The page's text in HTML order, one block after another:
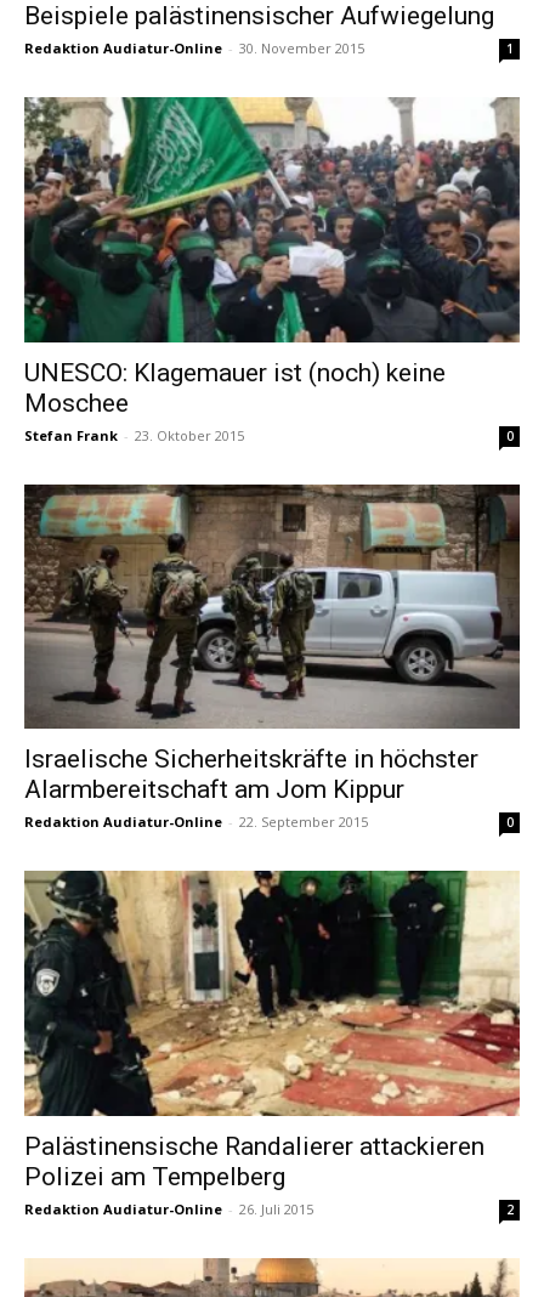
Beispiele palästinensischer Aufwiegelung
Redaktion Audiatur-Online - 30. November 2015 1
UNESCO: Klagemauer ist (noch) keine
Moschee
Stefan Frank - 23. Oktober 2015 0
Israelische Sicherheitskräfte in höchster
Alarmbereitschaft am Jom Kippur
Redaktion Audiatur-Online - 22. September 2015 0
Palästinensische Randalierer attackieren
Polizei am Tempelberg
Redaktion Audiatur-Online - 26. Juli 2015 2